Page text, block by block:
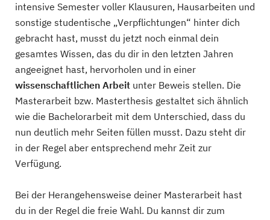
intensive Semester voller Klausuren, Hausarbeiten und
sonstige studentische „Verpflichtungen“ hinter dich
gebracht hast, musst du jetzt noch einmal dein
gesamtes Wissen, das du dir in den letzten Jahren
angeeignet hast, hervorholen und in einer
wissenschaftlichen Arbeit unter Beweis stellen. Die
Masterarbeit bzw. Masterthesis gestaltet sich ähnlich
wie die Bachelorarbeit mit dem Unterschied, dass du
nun deutlich mehr Seiten füllen musst. Dazu steht dir
in der Regel aber entsprechend mehr Zeit zur
Verfügung.
Bei der Herangehensweise deiner Masterarbeit hast
du in der Regel die freie Wahl. Du kannst dir zum